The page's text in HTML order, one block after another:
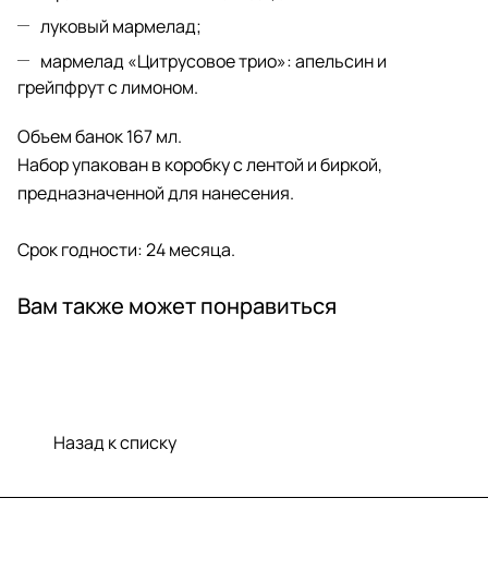
луковый мармелад;
мармелад «Цитрусовое трио»: апельсин и
грейпфрут с лимоном.
Объем банок 167 мл.
Набор упакован в коробку с лентой и биркой,
предназначенной для нанесения.
Срок годности: 24 месяца.
Вам также может понравиться
Назад к списку